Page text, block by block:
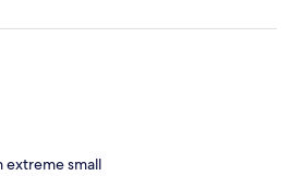
extreme small